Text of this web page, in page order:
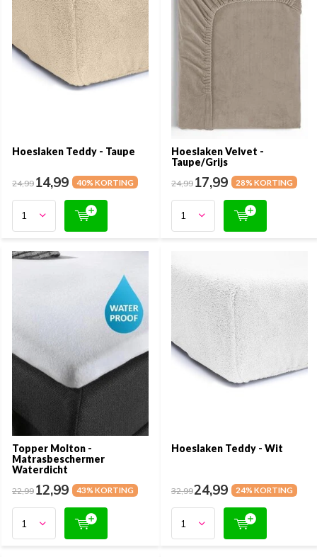
Hoeslaken Teddy - Taupe
24,9914,99 40% KORTING
Hoeslaken Velvet -
Taupe/Grijs
24,9917,99 28% KORTING
Topper Molton -
Matrasbeschermer
Waterdicht
22,9912,99 43% KORTING
Hoeslaken Teddy - Wit
32,9924,99 24% KORTING